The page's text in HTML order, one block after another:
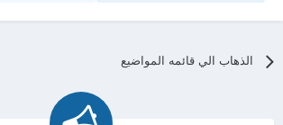
الذهاب الي قائمه المواضيع